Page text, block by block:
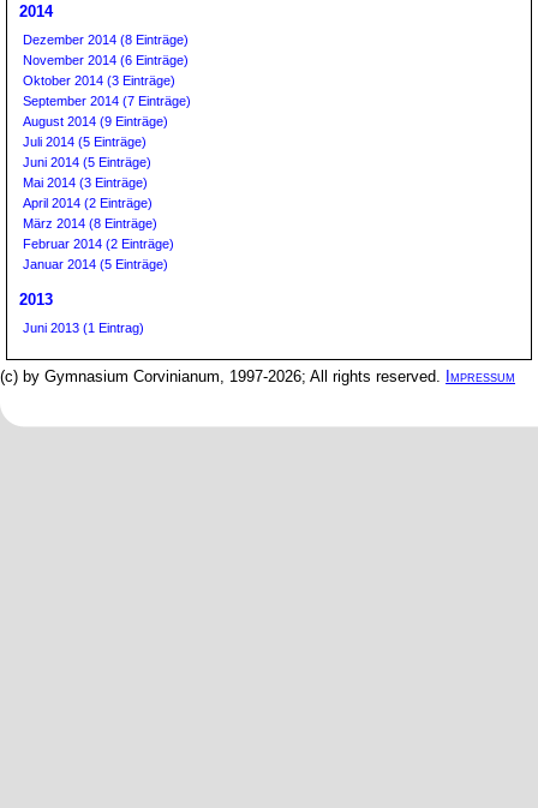
2014
Dezember 2014 (8 Einträge)
November 2014 (6 Einträge)
Oktober 2014 (3 Einträge)
September 2014 (7 Einträge)
August 2014 (9 Einträge)
Juli 2014 (5 Einträge)
Juni 2014 (5 Einträge)
Mai 2014 (3 Einträge)
April 2014 (2 Einträge)
März 2014 (8 Einträge)
Februar 2014 (2 Einträge)
Januar 2014 (5 Einträge)
2013
Juni 2013 (1 Eintrag)
(c) by Gymnasium Corvinianum, 1997-2026; All rights reserved. Impressum